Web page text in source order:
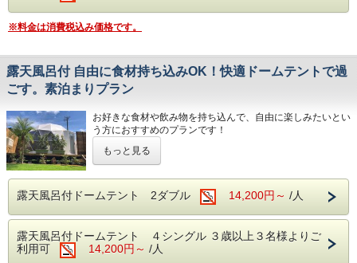
◆朝食…自分で作る出来立てのホットサンド◆
・ホットサンド／野菜サラダ／ヨーグルト／フルーツジュ
※お飲み物は付いておりません。各自でお持ちいただくか、
フロントにてお買い求めください。
お食事の内容は変更する場合がございます。
０）
※雨天・強風の場合は中止となります。
◆駐車場は１台無料予約は必要ございません ２台目から１
台につき１０００円かかります ２台以上の場合はご予約を
お願いいたします
※料金は消費税込み価格です。
露天風呂付 自由に食材持ち込みOK！快適ドームテントで過
ごす。素泊まりプラン
お好きな食材や飲み物を持ち込んで、自由に楽しみたいとい
う方におすすめのプランです！
ご家族やご友人、大切な人たちと一緒にプライベートな空間
でのグランピングをお楽しみください。
各テントごとに、露天風呂・トイレ・シャワー・洗面台を完
備！
◆キャンプファイヤー…毎日開催（１９：３０～２０：３
０）
※雨天・強風の場合は中止となります。
もっと見る
露天風呂付ドームテント 2ダブル 14,200円～ /人
露天風呂付ドームテント ４シングル ３歳以上３名様よりご
利用可
14,200円～ /人